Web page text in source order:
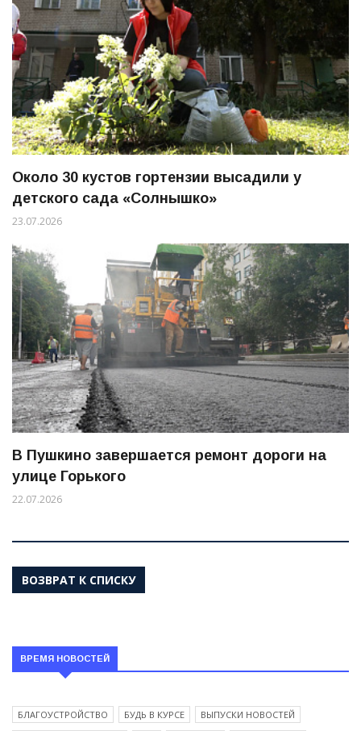
Около 30 кустов гортензии высадили у
детского сада «Солнышко»
23.07.2026
В Пушкино завершается ремонт дороги на
улице Горького
22.07.2026
ВОЗВРАТ К СПИСКУ
ВРЕМЯ НОВОСТЕЙ
БЛАГОУСТРОЙСТВО БУДЬ В КУРСЕ
ВЫПУСКИ НОВОСТЕЙ